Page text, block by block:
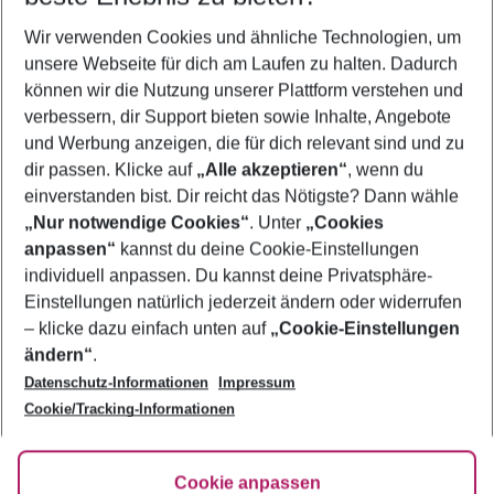
2 Erwachsene Keine Kinder
Mehr Filter anzeigen
Footer
Footer navigation
Über uns
AGB
Bestpreisgarantie
Cookie-Einstellungen ändern
Cookie-Richtlinie
Agenturbetreuung
Barrierefreies Reisen
FAQ
HanseMerkur Reiseversicherung
Folge uns
Wir verwenden Cookies und ähnliche Technologien, um
unsere Webseite für dich am Laufen zu halten. Dadurch
können wir die Nutzung unserer Plattform verstehen und
verbessern, dir Support bieten sowie Inhalte, Angebote
und Werbung anzeigen, die für dich relevant sind und zu
dir passen. Klicke auf „Alle akzeptieren“, wenn du
einverstanden bist. Dir reicht das Nötigste? Dann wähle
„Nur notwendige Cookies“. Unter „Cookies
anpassen“ kannst du deine Cookie-Einstellungen
individuell anpassen. Du kannst deine Privatsphäre-
Einstellungen natürlich jederzeit ändern oder widerrufen
– klicke dazu einfach unten auf „Cookie-Einstellungen
ändern“.
Datenschutz-Informationen
Impressum
Cookie/Tracking-Informationen
Cookie anpassen